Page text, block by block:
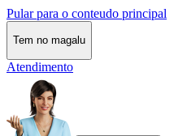
Pular para o conteudo principal
Tem no magalu
Atendimento